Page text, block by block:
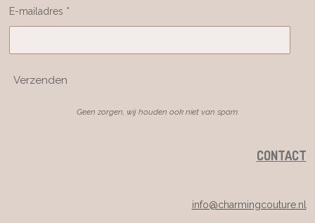
E-mailadres *
Verzenden
Geen zorgen, wij houden ook niet van spam.
CONTACT
info@charmingcouture.nl